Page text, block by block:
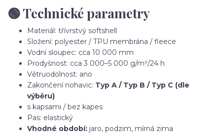
🟢 Technické parametry
Materiál: třívrstvý softshell
Složení: polyester / TPU membrána / fleece
Vodní sloupec: cca 10 000 mm
Prodyšnost: cca 3 000–5 000 g/m²/24 h
Větruodolnost: ano
Zakončení nohavic: Typ A / Typ B / Typ C (dle
výběru)
s kapsami / bez kapes
Pas: elastický
Vhodné období: jaro, podzim, mírná zima